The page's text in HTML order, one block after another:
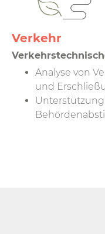
Verkehr
Analyse von
und